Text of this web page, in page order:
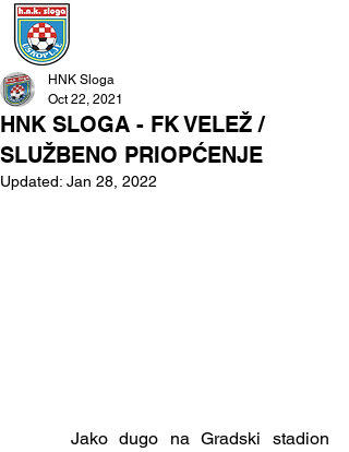
HNK SLOGA - FK VELEŽ /
SLUŽBENO PRIOPĆENJE
HNK Sloga
Oct 22, 2021
Updated: Jan 28, 2022